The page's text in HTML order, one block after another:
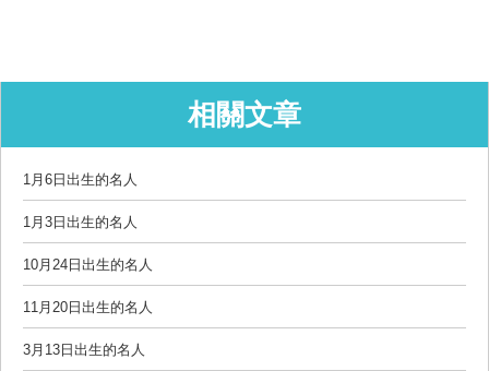
相關文章
1月6日出生的名人
1月3日出生的名人
10月24日出生的名人
11月20日出生的名人
3月13日出生的名人